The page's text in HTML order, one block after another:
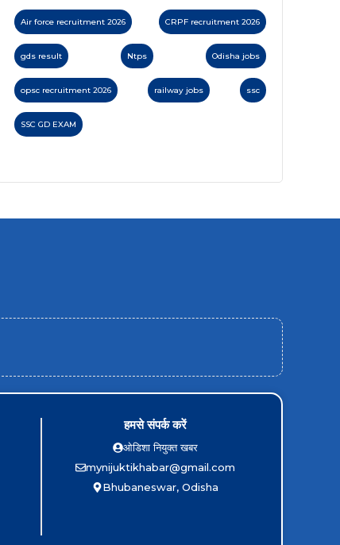
Air force recruitment 2026 CRPF recruitment 2026
gds result Ntps Odisha jobs
opsc recruitment 2026 railway jobs ssc
SSC GD EXAM
हमसे संपर्क करें
ओडिशा नियुक्त खबर
mynijuktikhabar@gmail.com
Bhubaneswar, Odisha